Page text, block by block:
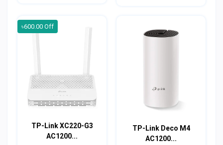
৳600.00 Off
TP-Link XC220-G3
AC1200...
TP-Link Deco M4
AC1200...